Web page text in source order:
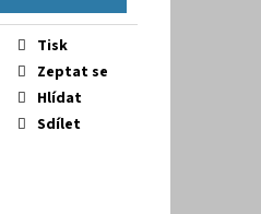
Tisk
Zeptat se
Hlídat
Sdílet